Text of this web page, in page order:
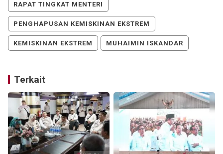
RAPAT TINGKAT MENTERI
PENGHAPUSAN KEMISKINAN EKSTREM
KEMISKINAN EKSTREM MUHAIMIN ISKANDAR
Terkait